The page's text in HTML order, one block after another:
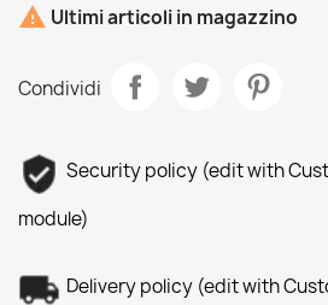
 Ultimi articoli in magazzino
Condividi
Security policy (edit with
module)
Delivery policy (edit with